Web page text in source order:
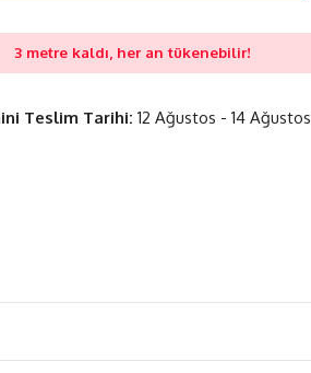
3 metre kaldı, her an tükenebilir!
Teslim Tarihi:12 Ağustos - 14 Ağustos